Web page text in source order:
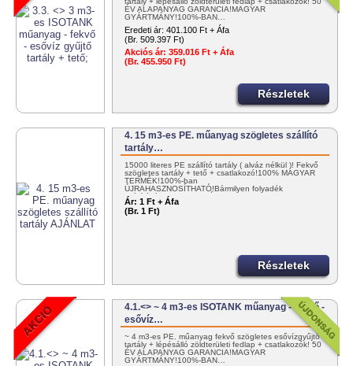
ÉV ALAPANYAG GARANCIA!MAGYAR
GYÁRTMÁNY!100%-BAN…
Eredeti ár: 401.100 Ft + Áfa
(Br. 509.397 Ft)
Akciós ár: 359.016 Ft + Áfa
(Br. 455.950 Ft)
Részletek
4. 15 m3-es PE. műanyag szögletes szállító
tartály…
15000 literes PE szállító tartály ( alváz nélkül )! Fekvő
szögletes tartály + tető + csatlakozó!100% MAGYAR
TERMÉK!100%-ban
ÚJRAHASZNOSÍTHATÓ!Bármilyen folyadék
szállítására! KEDVEZMÉNYES
KISZÁLLÍTÁS!+36302985814 vagy…
Ár: 1 Ft + Áfa
(Br. 1 Ft)
Részletek
4.1.<> ~ 4 m3-es ISOTANK műanyag - fekvő -
esővíz…
~ 4 m3-es PE. műanyag fekvő szögletes esővízgyűjtő
tartály + lépésálló zöldterületi fedlap + csatlakozók! 50
ÉV ALAPANYAG GARANCIA!MAGYAR
GYÁRTMÁNY!100%-BAN…